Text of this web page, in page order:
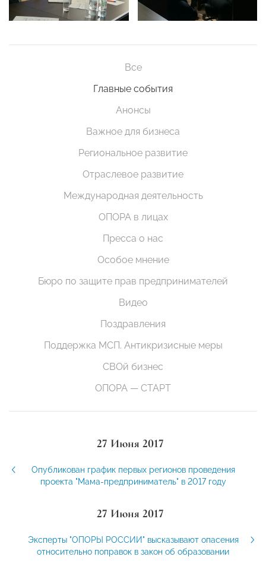
Все
Главные события
Анонсы
Важное для бизнеса
Региональное развитие
Отраслевое развитие
Международная деятельность
ОПОРА в лицах
Пресса о нас
Особое мнение
Бюро по защите прав предпринимателей
Видео
Поздравления
Поддержка МСП. Антикризисные меры
СВОй бизнес
ОПОРА — СТАРТ
27 Июня 2017
Опубликован график первых регионов проведения
проекта "Мама-предприниматель" в 2017 году
27 Июня 2017
Эксперты "ОПОРЫ РОССИИ" высказывают опасения
относительно поправок в закон об образовании